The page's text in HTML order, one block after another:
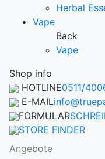
Herbal
Vape
Back
Vape
Shop info
HOTLINE0511/
E-MAIL
FORMULAR
STORE FINDER
Angebote